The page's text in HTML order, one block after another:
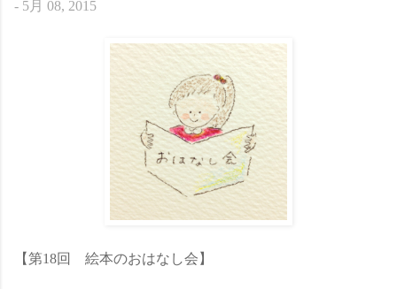
- 5月 08, 2015
【第18回 絵本のおはなし会】